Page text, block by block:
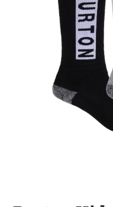
ZUBEHÖR